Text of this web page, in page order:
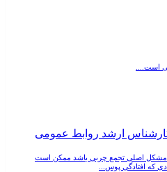
ارشد روابط عمومی
مشکل اصلی تجمع چربی باشد ممکن است
که افتادگی پوس...